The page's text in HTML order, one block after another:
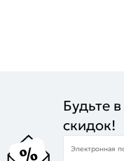
Будьте
скидок!
Электронная